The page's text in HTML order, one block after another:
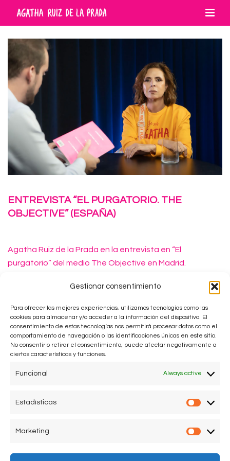
Gestionar consentimiento
Para ofrecer las mejores experiencias, utilizamos tecnologías como las
cookies para almacenar y/o acceder a la información del dispositivo. El
consentimiento de estas tecnologías nos permitirá procesar datos como el
comportamiento de navegación o las identificaciones únicas en este sitio.
No consentir o retirar el consentimiento, puede afectar negativamente a
ciertas características y funciones.
Funcional Always active
Estadísticas
Marketing
ENTREVISTA “EL PURGATORIO. THE
OBJECTIVE” (ESPAÑA)
Agatha Ruiz de la Prada en la entrevista en “El
purgatorio” del medio The Objective en Madrid.
Fotos: theobjective